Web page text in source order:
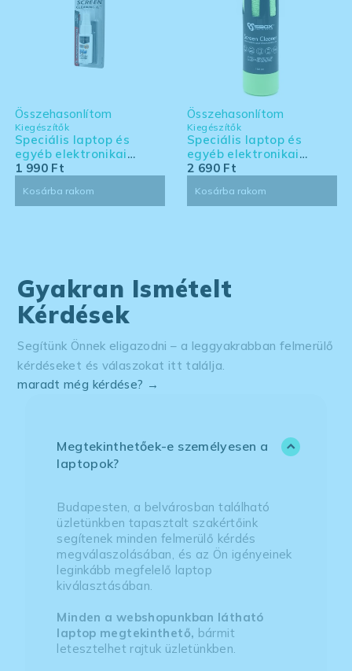
Kiegészítők
Speciális laptop és
egyéb elektronikai
eszköz tisztító készlet -
Összehasonlítom
1 990 Ft
Kosárba rakom
Kiegészítők
Speciális laptop és
egyéb elektronikai
eszköz tisztító készlet -
Összehasonlítom
2 690 Ft
Kosárba rakom
Gyakran Ismételt
Kérdések
Segítünk Önnek eligazodni – a leggyakrabban felmerülő
kérdéseket és válaszokat itt találja.
maradt még kérdése? →
Megtekinthetőek-e személyesen a
laptopok?
Budapesten, a belvárosban található
üzletünkben tapasztalt szakértőink
segítenek minden felmerülő kérdés
megválaszolásában, és az Ön igényeinek
leginkább megfelelő laptop
kiválasztásában.
Minden a webshopunkban látható
laptop megtekinthető, bármit
letesztelhet rajtuk üzletünkben.